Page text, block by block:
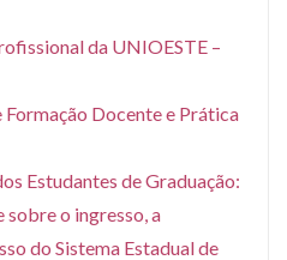
da UNIOESTE –
Docente e Prática
Estudantes de Graduação:
sobre o ingresso, a
do Sistema Estadual de